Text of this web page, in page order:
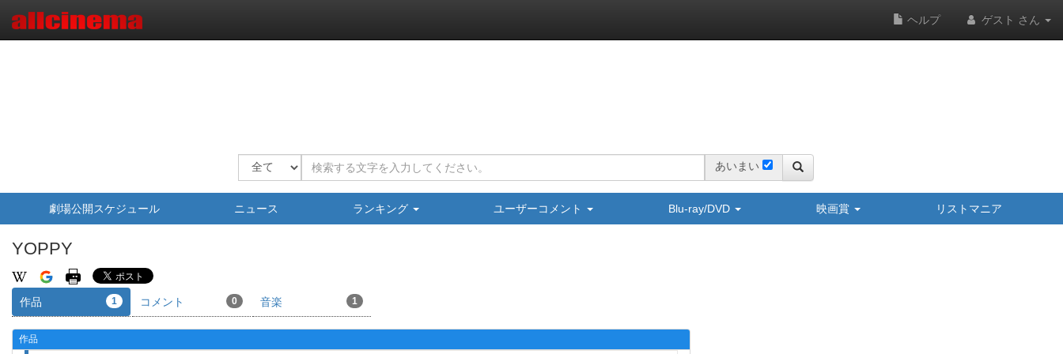
ヘルプ ゲスト さん
あいまい
劇場公開スケジュール ニュース ランキング ユーザーコメント Blu-ray/DVD 映画賞 リストマニア
YOPPY
作品 1 コメント 0 音楽 1
作品